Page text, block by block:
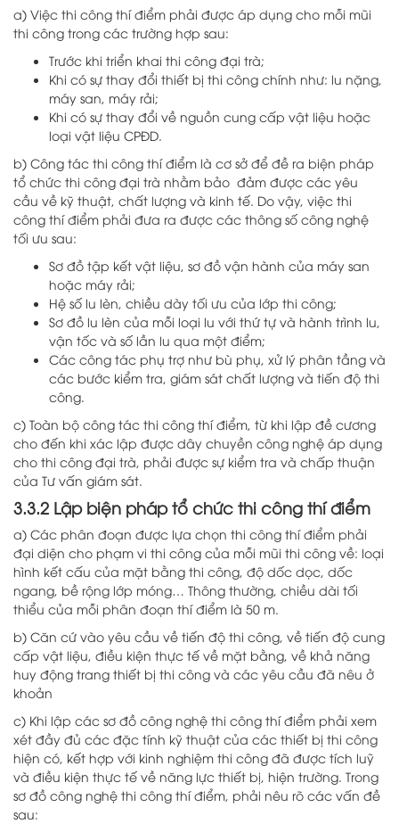
a) Việc thi công thí điểm phải được áp dụng cho mỗi mũi
thi công trong các trường hợp sau:
Trước khi triển khai thi công đại trà;
Khi có sự thay đổi thiết bị thi công chính như: lu nặng,
máy san, máy rải;
Khi có sự thay đổi về nguồn cung cấp vật liệu hoặc
loại vật liệu CPĐD.
b) Công tác thi công thí điểm là cơ sở để đề ra biện pháp
tổ chức thi công đại trà nhằm bảo đảm được các yêu
cầu về kỹ thuật, chất lượng và kinh tế. Do vậy, việc thi
công thí điểm phải đưa ra được các thông số công nghệ
tối ưu sau:
Sơ đồ tập kết vật liệu, sơ đồ vận hành của máy san
hoặc máy rải;
Hệ số lu lèn, chiều dày tối ưu của lớp thi công;
Sơ đồ lu lèn của mỗi loại lu với thứ tự và hành trình lu,
vận tốc và số lần lu qua một điểm;
Các công tác phụ trợ như bù phụ, xử lý phân tầng và
các bước kiểm tra, giám sát chất lượng và tiến độ thi
công.
c) Toàn bộ công tác thi công thí điểm, từ khi lập đề cương
cho đến khi xác lập được dây chuyền công nghệ áp dụng
cho thi công đại trà, phải được sự kiểm tra và chấp thuận
của Tư vấn giám sát.
3.3.2 Lập biện pháp tổ chức thi công thí điểm
a) Các phân đoạn được lựa chọn thi công thí điểm phải
đại diện cho phạm vi thi công của mỗi mũi thi công về: loại
hình kết cấu của mặt bằng thi công, độ dốc dọc, dốc
ngang, bề rộng lớp móng… Thông thường, chiều dài tối
thiểu của mỗi phân đoạn thí điểm là 50 m.
b) Căn cứ vào yêu cầu về tiến độ thi công, về tiến độ cung
cấp vật liệu, điều kiện thực tế về mặt bằng, về khả năng
huy động trang thiết bị thi công và các yêu cầu đã nêu ở
khoản
c) Khi lập các sơ đồ công nghệ thi công thí điểm phải xem
xét đầy đủ các đặc tính kỹ thuật của các thiết bị thi công
hiện có, kết hợp với kinh nghiệm thi công đã được tích luỹ
và điều kiện thực tế về năng lực thiết bị, hiện trường. Trong
sơ đồ công nghệ thi công thí điểm, phải nêu rõ các vấn đề
sau: